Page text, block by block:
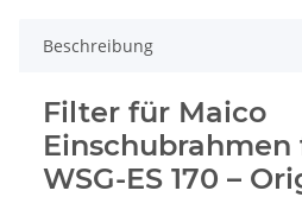
Beschreibung
Filter für Maico
WSG-ES 170 –